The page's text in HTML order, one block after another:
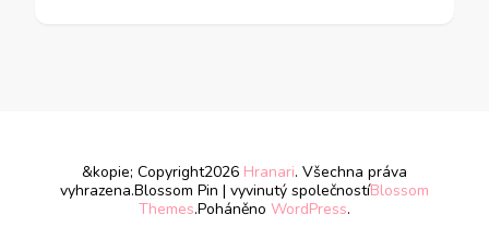
&kopie; Copyright2026 Hranari. Všechna práva
vyhrazena.Blossom Pin | vyvinutý společnostíBlossom
Themes.Poháněno WordPress.